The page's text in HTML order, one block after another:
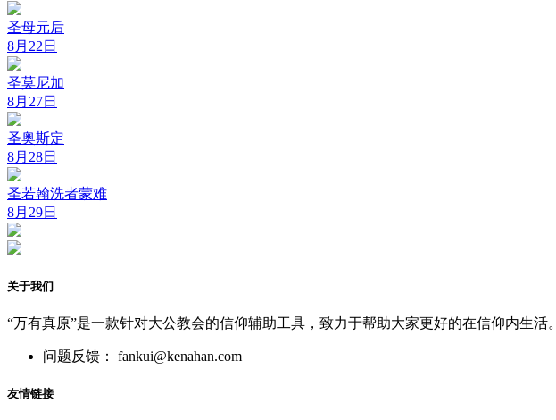
圣母元后
8月22日
圣莫尼加
8月27日
圣奥斯定
8月28日
圣若翰洗者蒙难
8月29日
关于我们
“万有真原”是一款针对大公教会的信仰辅助工具，致力于帮助大家更好的在信仰内生活。
问题反馈： fankui@kenahan.com
友情链接